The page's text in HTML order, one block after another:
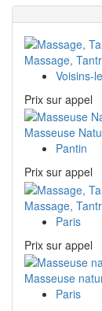
Massage,
Voisins-
Prix ​​sur appel
Masseuse
Pantin
Prix ​​sur appel
Massage,
Paris
Prix ​​sur appel
Masseuse
Paris